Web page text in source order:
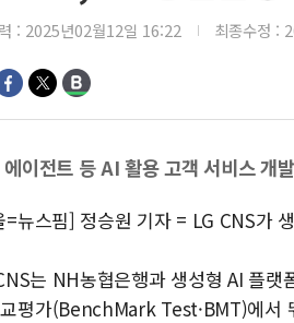
: 2025년02월12일 16:22 최종수정 :
이전트 등 AI 활용 고객 서비스 개발
=뉴스핌] 정승원 기자 = LG CNS가
는 NH농협은행과 생성형 AI 플
평가(BenchMark Test·BMT)에서